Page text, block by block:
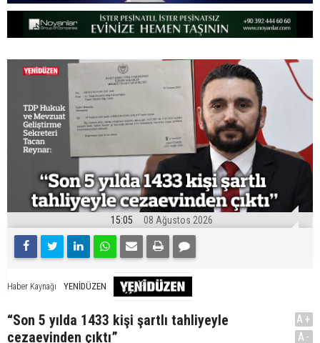
15:05 08 Ağustos 2026
Haber Kaynağı YENİDÜZEN
“Son 5 yılda 1433 kişi şartlı tahliyeyle
cezaevinden çıktı”
A+
A-